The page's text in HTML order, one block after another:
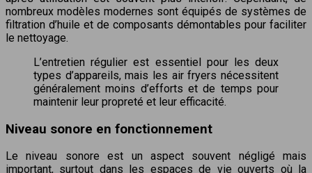
nombreux modèles modernes sont équipés de systèmes de
filtration d’huile et de composants démontables pour faciliter
le nettoyage.
L’entretien régulier est essentiel pour les deux
types d’appareils, mais les air fryers nécessitent
généralement moins d’efforts et de temps pour
maintenir leur propreté et leur efficacité.
Niveau sonore en fonctionnement
Le niveau sonore est un aspect souvent négligé mais
important, surtout dans les espaces de vie ouverts où la